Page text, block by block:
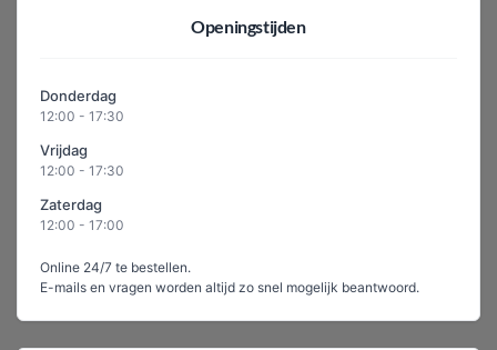
Openingstijden
Donderdag
12:00 - 17:30
Vrijdag
12:00 - 17:30
Zaterdag
12:00 - 17:00
Online 24/7 te bestellen.
E-mails en vragen worden altijd zo snel mogelijk beantwoord.